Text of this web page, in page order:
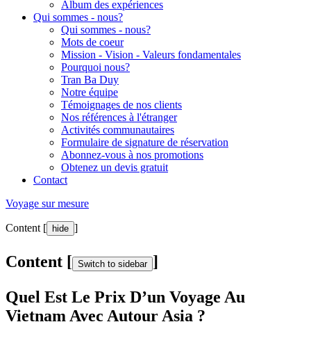
Album des expériences
Qui sommes - nous?
Qui sommes - nous?
Mots de coeur
Mission - Vision - Valeurs fondamentales
Pourquoi nous?
Tran Ba Duy
Notre équipe
Témoignages de nos clients
Nos références à l'étranger
Activités communautaires
Formulaire de signature de réservation
Abonnez-vous à nos promotions
Obtenez un devis gratuit
Contact
Voyage sur mesure
Content [ hide ]
Content [ Switch to sidebar ]
Quel Est Le Prix D’un Voyage Au
Vietnam Avec Autour Asia ?